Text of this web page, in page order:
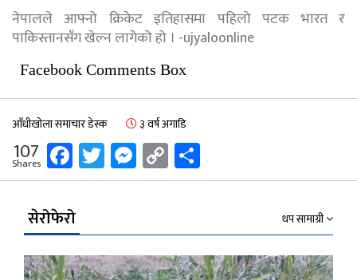
नेपालले आफ्नो क्रिकेट इतिहासमा पहिलो पटक भारत र
पाकिस्तानसँग खेल्न लागेको हो । -ujyaloonline
Facebook Comments Box
आँधीखोला समाचार डेस्क ३ वर्ष अगाडि
107
Shares Facebook
Twitter
Messenger
Copy
Link
सेरोफेरो थप सामाग्री